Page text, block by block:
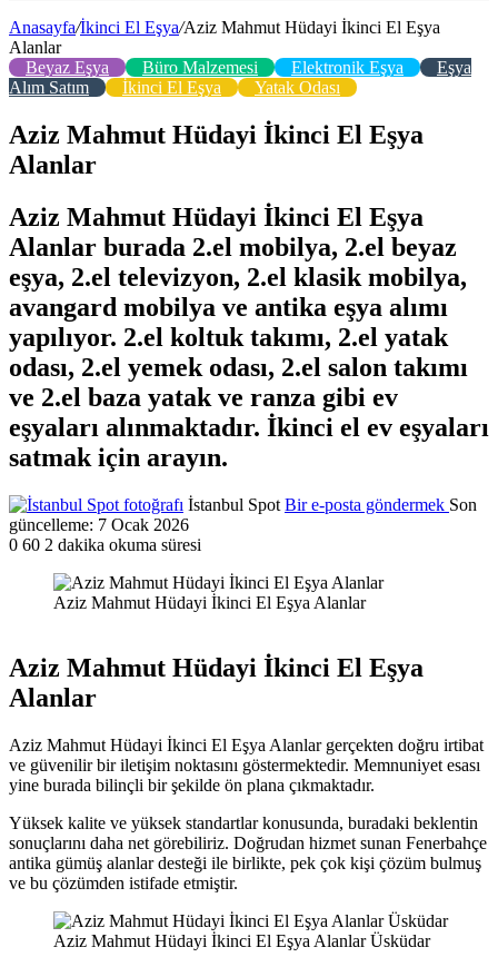
Anasayfa/İkinci El Eşya/Aziz Mahmut Hüdayi İkinci El Eşya
Alanlar
Beyaz Eşya
Büro Malzemesi Elektronik Eşya
Eşya
Alım Satım
İkinci El Eşya Yatak Odası
Aziz Mahmut Hüdayi İkinci El Eşya
Alanlar
Aziz Mahmut Hüdayi İkinci El Eşya
Alanlar burada 2.el mobilya, 2.el beyaz
eşya, 2.el televizyon, 2.el klasik mobilya,
avangard mobilya ve antika eşya alımı
yapılıyor. 2.el koltuk takımı, 2.el yatak
odası, 2.el yemek odası, 2.el salon takımı
ve 2.el baza yatak ve ranza gibi ev
eşyaları alınmaktadır. İkinci el ev eşyaları
satmak için arayın.
İstanbul Spot Bir e-posta göndermek Son
güncelleme: 7 Ocak 2026
0 60 2 dakika okuma süresi
Aziz Mahmut Hüdayi İkinci El Eşya Alanlar
Aziz Mahmut Hüdayi İkinci El Eşya
Alanlar
Aziz Mahmut Hüdayi İkinci El Eşya Alanlar gerçekten doğru irtibat
ve güvenilir bir iletişim noktasını göstermektedir. Memnuniyet esası
yine burada bilinçli bir şekilde ön plana çıkmaktadır.
Yüksek kalite ve yüksek standartlar konusunda, buradaki beklentin
sonuçlarını daha net görebiliriz. Doğrudan hizmet sunan Fenerbahçe
antika gümüş alanlar desteği ile birlikte, pek çok kişi çözüm bulmuş
ve bu çözümden istifade etmiştir.
Aziz Mahmut Hüdayi İkinci El Eşya Alanlar Üsküdar